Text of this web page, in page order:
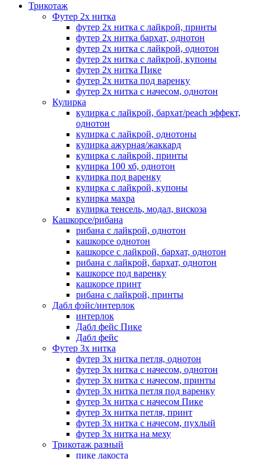
Трикотаж
Футер 2х нитка
футер 2х нитка с лайкрой, принты
футер 2х нитка бархат, однотон
футер 2х нитка с лайкрой, однотон
футер 2х нитка с лайкрой, купоны
футер 2х нитка Пике
футер 2х нитка под варенку
футер 2х нитка с начесом, однотон
Кулирка
кулирка с лайкрой, бархат/peach эффект,
однотон
кулирка с лайкрой, однотоны
кулирка ажурная/жаккард
кулирка с лайкрой, принты
кулирка 100 хб, однотон
кулирка под варенку
кулирка с лайкрой, купоны
кулирка махра
кулирка тенсель, модал, вискоза
Кашкорсе/рибана
рибана с лайкрой, однотон
кашкорсе однотон
кашкорсе с лайкрой, бархат, однотон
рибана с лайкрой, бархат, однотон
кашкорсе под варенку
кашкорсе принт
рибана с лайкрой, принты
Дабл фэйс/интерлок
интерлок
Дабл фейс Пике
Дабл фейс
Футер 3х нитка
футер 3х нитка петля, однотон
футер 3х нитка с начесом, однотон
футер 3х нитка с начесом, принты
футер 3х нитка петля под варенку
футер 3х нитка с начесом Пике
футер 3х нитка петля, принт
футер 3х нитка с начесом, пухлый
футер 3х нитка на меху
Трикотаж разный
пике лакоста